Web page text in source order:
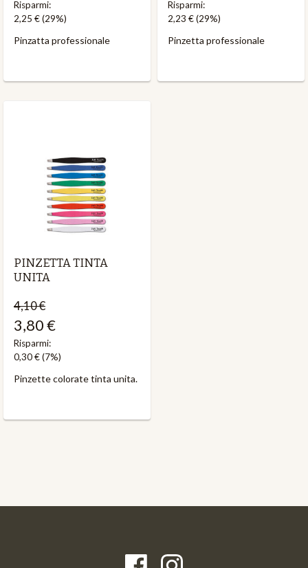
Risparmi:
2,25 €(29%)
Pinzatta professionale
Risparmi:
2,23 €(29%)
Pinzetta professionale
PINZETTA TINTA
UNITA
4,10 €
3,80 €
Risparmi:
0,30 €(7%)
Pinzette colorate tinta unita.